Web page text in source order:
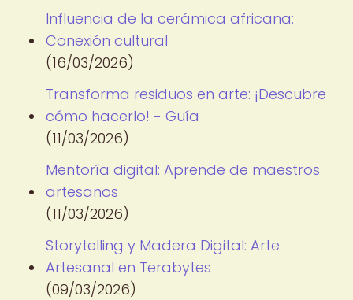
Influencia de la cerámica africana:
Conexión cultural
(16/03/2026)
Transforma residuos en arte: ¡Descubre
cómo hacerlo! - Guía
(11/03/2026)
Mentoría digital: Aprende de maestros
artesanos
(11/03/2026)
Storytelling y Madera Digital: Arte
Artesanal en Terabytes
(09/03/2026)